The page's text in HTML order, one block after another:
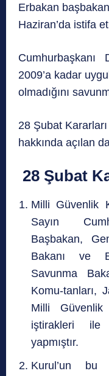
Erbakan
Haziran’da istifa
Cumhurbaşkanı
2009’a kadar
olmadığını
28 Şubat
hakkında açılan
28 Şubat
Milli Güvenlik
Sayın
Başbakan,
Bakanı ve
Savunma
Komu-tanları,
Milli Güvenlik
iştirakleri ile
yapmıştır.
Kurul’un bu